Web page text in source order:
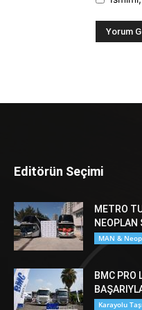
Editörün Seçimi
METRO
NEOPLAN
MAN &
BMC PRO
Karayolu